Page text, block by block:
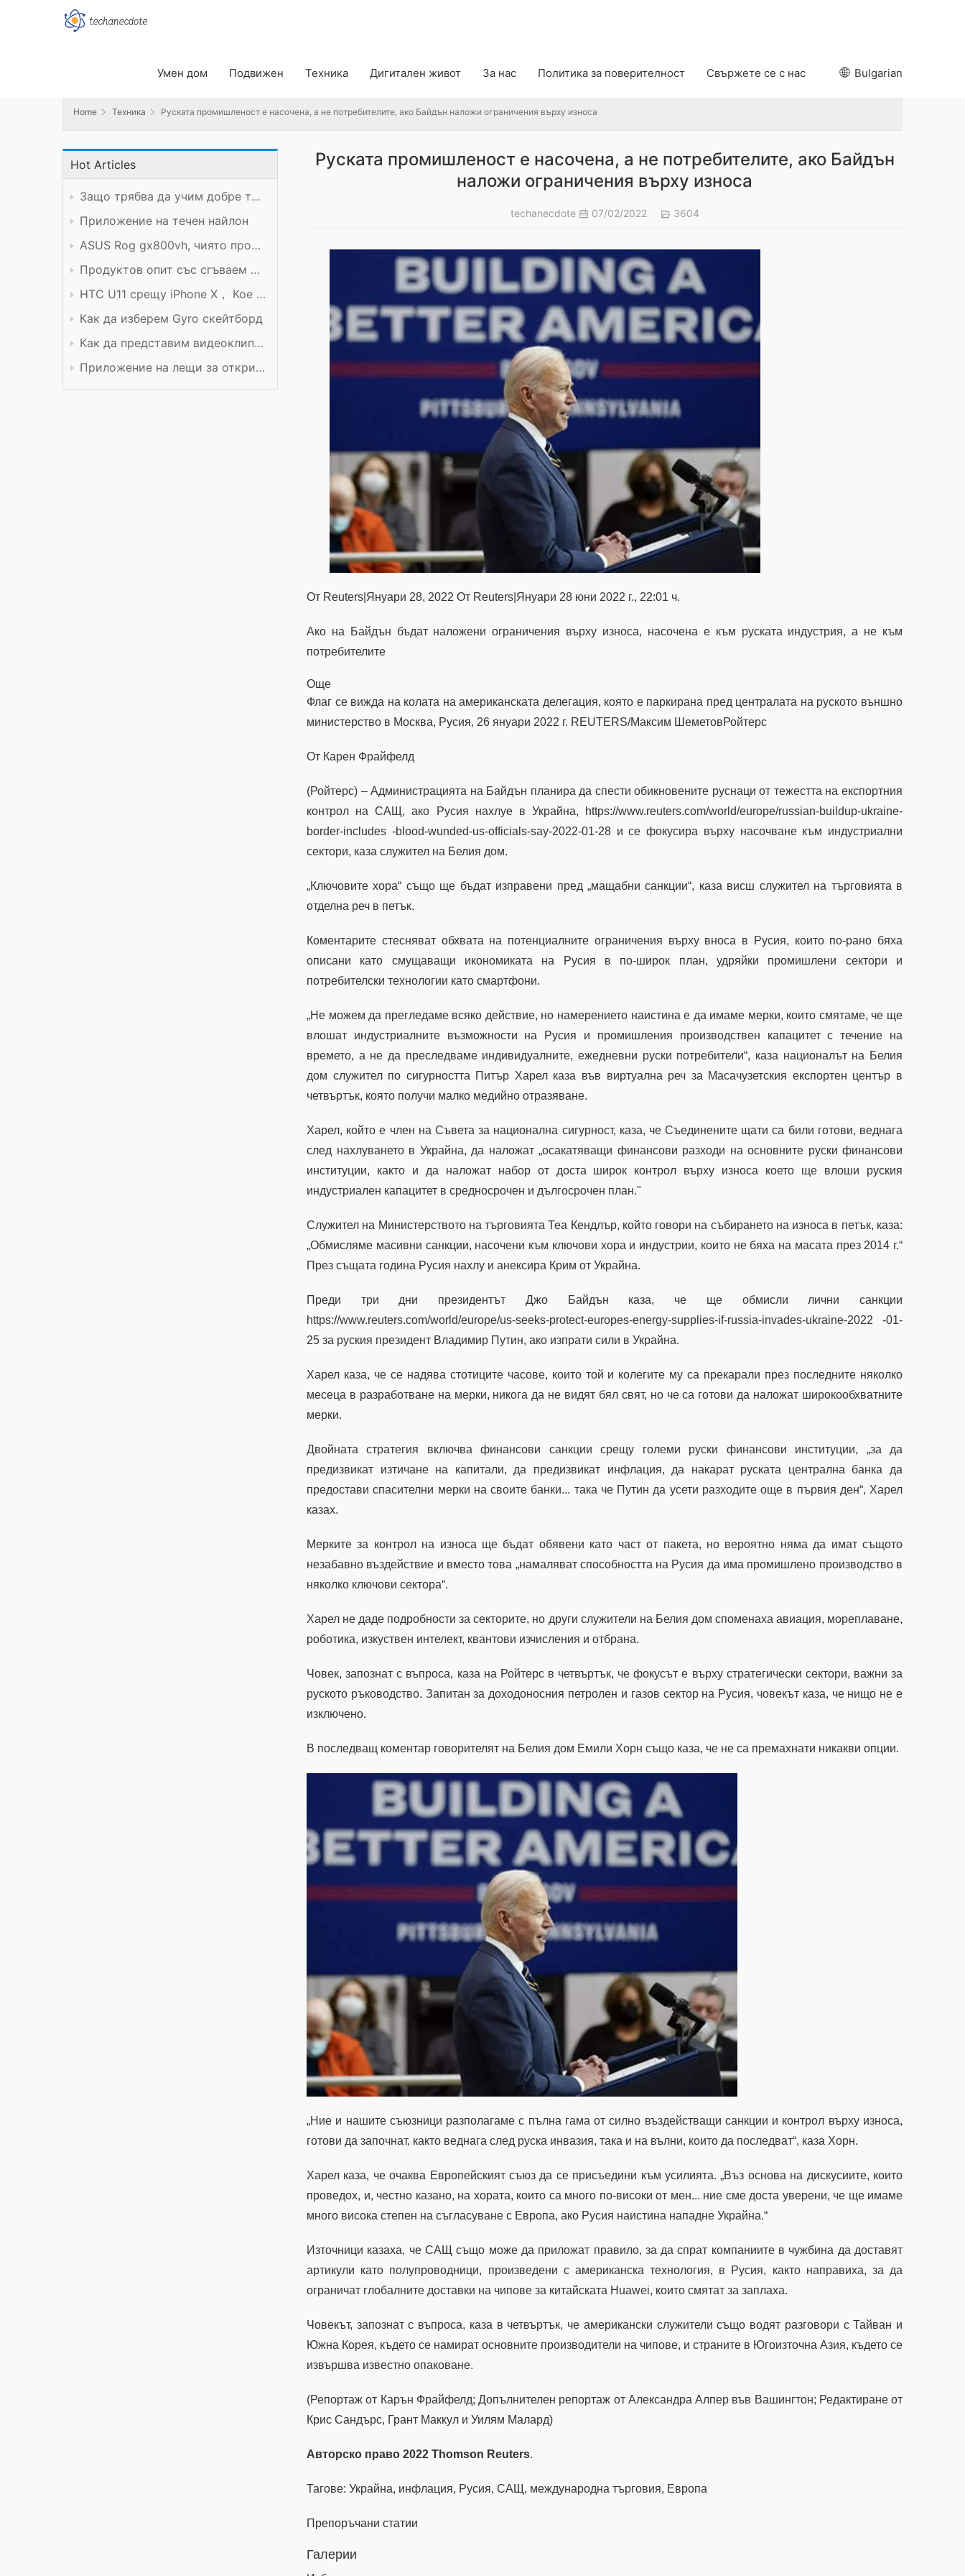
Умен дом Подвижен Техника Дигитален живот За нас Политика за поверителност Свържете се с нас Bulgarian
Руската промишленост е насочена, а не потребителите, ако Байдън наложи ограничения върху износа
Home Техника Руската промишленост е насочена, а не потребителите, ако Байдън наложи ограничения върху износа
Hot Articles
Защо трябва да учим добре техническия предмет?
Приложение на течен найлон
ASUS Rog gx800vh, чиято производителност си заслужава цената
Продуктов опит със сгъваем мобилен телефон Xiaomi
HTC U11 срещу iPhone X， Кое е по-добро?
Как да изберем Gyro скейтборд
Как да представим видеоклип в YouTube
Приложение на лещи за откриване
Руската промишленост е насочена, а не потребителите, ако Байдън
наложи ограничения върху износа
techanecdote 07/02/2022 3604
От Reuters|Януари 28, 2022 От Reuters|Януари 28 юни 2022 г., 22:01 ч.
Ако на Байдън бъдат наложени ограничения върху износа, насочена е към руската индустрия, а не към
потребителите
Още
Флаг се вижда на колата на американската делегация, която е паркирана пред централата на руското външно
министерство в Москва, Русия, 26 януари 2022 г. REUTERS/Максим ШеметовРойтерс
От Карен Фрайфелд
(Ройтерс) – Администрацията на Байдън планира да спести обикновените руснаци от тежестта на експортния
контрол на САЩ, ако Русия нахлуе в Украйна, https://www.reuters.com/world/europe/russian-buildup-ukraine-
border-includes -blood-wunded-us-officials-say-2022-01-28 и се фокусира върху насочване към индустриални
сектори, каза служител на Белия дом.
„Ключовите хора“ също ще бъдат изправени пред „мащабни санкции“, каза висш служител на търговията в
отделна реч в петък.
Коментарите стесняват обхвата на потенциалните ограничения върху вноса в Русия, които по-рано бяха
описани като смущаващи икономиката на Русия в по-широк план, удряйки промишлени сектори и
потребителски технологии като смартфони.
„Не можем да прегледаме всяко действие, но намерението наистина е да имаме мерки, които смятаме, че ще
влошат индустриалните възможности на Русия и промишления производствен капацитет с течение на
времето, а не да преследваме индивидуалните, ежедневни руски потребители“, каза националът на Белия
дом служител по сигурността Питър Харел каза във виртуална реч за Масачузетския експортен център в
четвъртък, която получи малко медийно отразяване.
Харел, който е член на Съвета за национална сигурност, каза, че Съединените щати са били готови, веднага
след нахлуването в Украйна, да наложат „осакатяващи финансови разходи на основните руски финансови
институции, както и да наложат набор от доста широк контрол върху износа което ще влоши руския
индустриален капацитет в средносрочен и дългосрочен план."
Служител на Министерството на търговията Теа Кендлър, който говори на събирането на износа в петък, каза:
„Обмисляме масивни санкции, насочени към ключови хора и индустрии, които не бяха на масата през 2014 г.“
През същата година Русия нахлу и анексира Крим от Украйна.
Преди три дни президентът Джо Байдън каза, че ще обмисли лични санкции
https://www.reuters.com/world/europe/us-seeks-protect-europes-energy-supplies-if-russia-invades-ukraine-2022 -01-
25 за руския президент Владимир Путин, ако изпрати сили в Украйна.
Харел каза, че се надява стотиците часове, които той и колегите му са прекарали през последните няколко
месеца в разработване на мерки, никога да не видят бял свят, но че са готови да наложат широкообхватните
мерки.
Двойната стратегия включва финансови санкции срещу големи руски финансови институции, „за да
предизвикат изтичане на капитали, да предизвикат инфлация, да накарат руската централна банка да
предостави спасителни мерки на своите банки... така че Путин да усети разходите още в първия ден“, Харел
казах.
Мерките за контрол на износа ще бъдат обявени като част от пакета, но вероятно няма да имат същото
незабавно въздействие и вместо това „намаляват способността на Русия да има промишлено производство в
няколко ключови сектора“.
Харел не даде подробности за секторите, но други служители на Белия дом споменаха авиация, мореплаване,
роботика, изкуствен интелект, квантови изчисления и отбрана.
Човек, запознат с въпроса, каза на Ройтерс в четвъртък, че фокусът е върху стратегически сектори, важни за
руското ръководство. Запитан за доходоносния петролен и газов сектор на Русия, човекът каза, че нищо не е
изключено.
В последващ коментар говорителят на Белия дом Емили Хорн също каза, че не са премахнати никакви опции.
„Ние и нашите съюзници разполагаме с пълна гама от силно въздействащи санкции и контрол върху износа,
готови да започнат, както веднага след руска инвазия, така и на вълни, които да последват“, каза Хорн.
Харел каза, че очаква Европейският съюз да се присъедини към усилията. „Въз основа на дискусиите, които
проведох, и, честно казано, на хората, които са много по-високи от мен... ние сме доста уверени, че ще имаме
много висока степен на съгласуване с Европа, ако Русия наистина нападне Украйна.“
Източници казаха, че САЩ също може да приложат правило, за да спрат компаниите в чужбина да доставят
артикули като полупроводници, произведени с американска технология, в Русия, както направиха, за да
ограничат глобалните доставки на чипове за китайската Huawei, които смятат за заплаха.
Човекът, запознат с въпроса, каза в четвъртък, че американски служители също водят разговори с Тайван и
Южна Корея, където се намират основните производители на чипове, и страните в Югоизточна Азия, където се
извършва известно опаковане.
(Репортаж от Карън Фрайфелд; Допълнителен репортаж от Александра Алпер във Вашингтон; Редактиране от
Крис Сандърс, Грант Маккул и Уилям Малард)
Авторско право 2022 Thomson Reuters.
Тагове: Украйна, инфлация, Русия, САЩ, международна търговия, Европа
Препоръчани статии
Галерии